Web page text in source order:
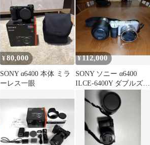
¥80,000
SONY α6400 本体 ミラ
ーレス一眼
¥112,000
SONY ソニー α6400
ILCE-6400Y ダブルズー
ムレンズキット